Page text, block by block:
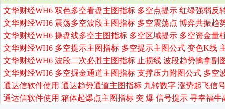
文华财经WH6 双色多空看盘主图指标 多空点提示 红绿强弱反
文华财经WH6 震荡多空波段主图指标 多空震荡点 博弈共振趋
文华财经WH6 操盘线多空主图指标 多空区域提示 多空资金量
文华财经WH6 多空提示主图指标 多空提示主图公式 变色K线
文华财经WH6 波段二次必胜主图指标 止损线 波段趋势擒拿副
文华财经WH6 多空掘金通道主图指标 支撑压力附图公式 多空
通达信软件使用 通达趋势通道主图指标 九转数字 涨势起飞信
通达信软件使用 箱体起爆点主图指标 突 爆 信号提示 寻幸福